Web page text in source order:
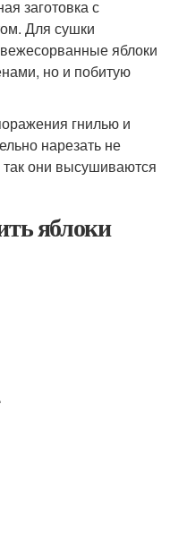
заготовка с
Для сушки
яблоки
но и побитую
гнилью и
нарезать не
они высушиваются
яблоки